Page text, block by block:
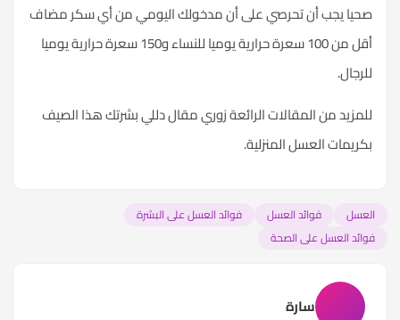
صحيا يجب أن تحرصي على أن مدخولك اليومي من أي سكر مضاف
أقل من 100 سعرة حرارية يوميا للنساء و150 سعرة حرارية يوميا
للرجال.
للمزيد من المقالات الرائعة زوري مقالدللي بشرتك هذا الصيف
بكريمات العسل المنزلية.
العسل فوائد العسل
فوائد العسل على البشرة
فوائد العسل على الصحة
سارة